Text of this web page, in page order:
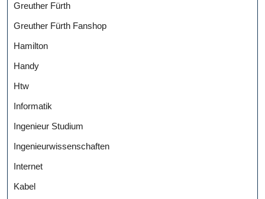
Greuther Fürth
Greuther Fürth Fanshop
Hamilton
Handy
Htw
Informatik
Ingenieur Studium
Ingenieurwissenschaften
Internet
Kabel